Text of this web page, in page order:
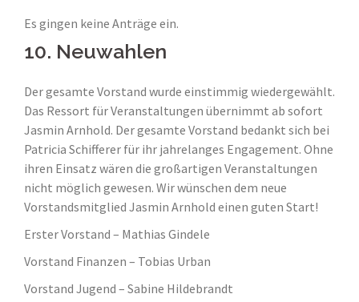
Es gingen keine Anträge ein.
10. Neuwahlen
Der gesamte Vorstand wurde einstimmig wiedergewählt.
Das Ressort für Veranstaltungen übernimmt ab sofort
Jasmin Arnhold. Der gesamte Vorstand bedankt sich bei
Patricia Schifferer für ihr jahrelanges Engagement. Ohne
ihren Einsatz wären die großartigen Veranstaltungen
nicht möglich gewesen. Wir wünschen dem neue
Vorstandsmitglied Jasmin Arnhold einen guten Start!
Erster Vorstand – Mathias Gindele
Vorstand Finanzen – Tobias Urban
Vorstand Jugend – Sabine Hildebrandt